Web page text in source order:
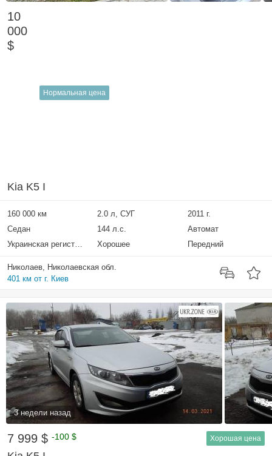
10
000
$
Нормальная цена
Kia K5 I
160 000 км 2.0 л, СУГ
2011 г.
Седан
144 л.с.
Автомат
Украинская регистрация
Хорошее Передний
Николаев, Николаевская обл.
401 км от г. Киев
3 недели назад
7 999 $ -100 $ Хорошая цена